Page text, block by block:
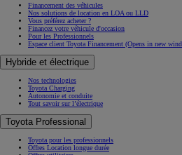
Financement des véhicules
Nos solutions de location en LOA ou LLD
Vous préférez acheter ?
Financez votre véhicule d'occasion
Pour les Professionnels
Espace client Toyota Financement (Opens in new
Hybride et électrique
Nos technologies
Toyota Charging
Autonomie et conduite
Tout savoir sur l’électrique
Toyota Professional
Toyota pour les professionnels
Offres Location longue durée